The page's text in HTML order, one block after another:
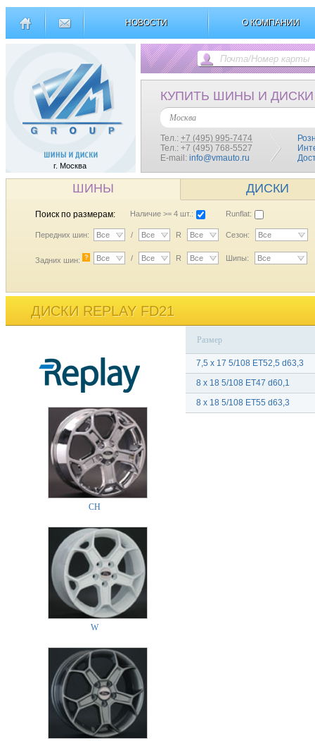
НОВОСТИ О КОМПАНИИ
г. Москва
КУПИТЬ ШИНЫ И ДИСКИ
Москва
Тел.: +7 (495) 995-7474
Тел.: +7 (495) 768-5527
E-mail: info@vmauto.ru
ШИНЫ ДИСКИ
Поиск по размерам: Наличие >= 4 шт.: Runflat:
Передних шин: Все / Все R Все Сезон: Все
Задних шин: ? Все / Все R Все Шипы: Все
ДИСКИ REPLAY FD21
CH
W
Размер
7,5 x 17 5/108 ET52,5 d63,3
8 x 18 5/108 ET47 d60,1
8 x 18 5/108 ET55 d63,3